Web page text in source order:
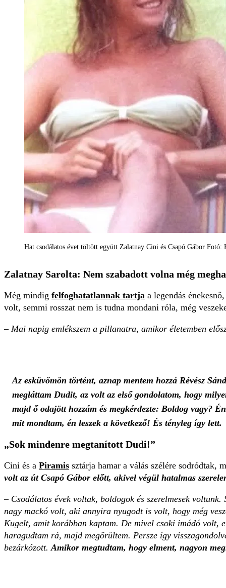
Hat csodálatos évet töltött együtt Zalatnay Cini és Csapó Gábor Fotó:
Zalatnay Sarolta: Nem szabadott volna még
Még mindig felfoghatatlannak tartja a legendás
volt, semmi rosszat nem is tudna mondani róla, még
– Mai napig emlékszem a pillanatra, amikor életemben
Az esküvőmön történt, aznap mentem hozzá Révész
megláttam Dudit, az volt az első gondolatom, hogy
majd ő odajött hozzám és megkérdezte: Boldog vagy?
mit mondtam, én leszek a következő! És tényleg így lett.
„Sok mindenre megtanított Dudi!”
Cini és a Piramis sztárja hamar a válás szélére sodródtak,
volt az út Csapó Gábor előtt, akivel végül hatalmas
– Csodálatos évek voltak, boldogok és szerelmesek
nagy mackó volt, aki annyira nyugodt is volt, hogy még
Kugelt, amit korábban kaptam. De mivel csoki imádó volt,
haragudtam rá, majd megőrültem. Persze így
bezárkózott.Amikor megtudtam, hogy elment, nagyon